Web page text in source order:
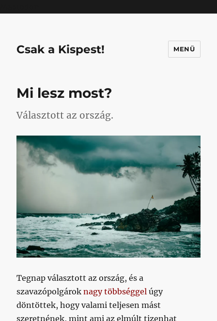
Csak a Kispest! MENÜ
Mi lesz most?
Választott az ország.
Tegnap választott az ország, és a
szavazópolgároknagy többséggel úgy
döntöttek, hogy valami teljesen mást
szeretnének, mint ami az elmúlt tizenhat